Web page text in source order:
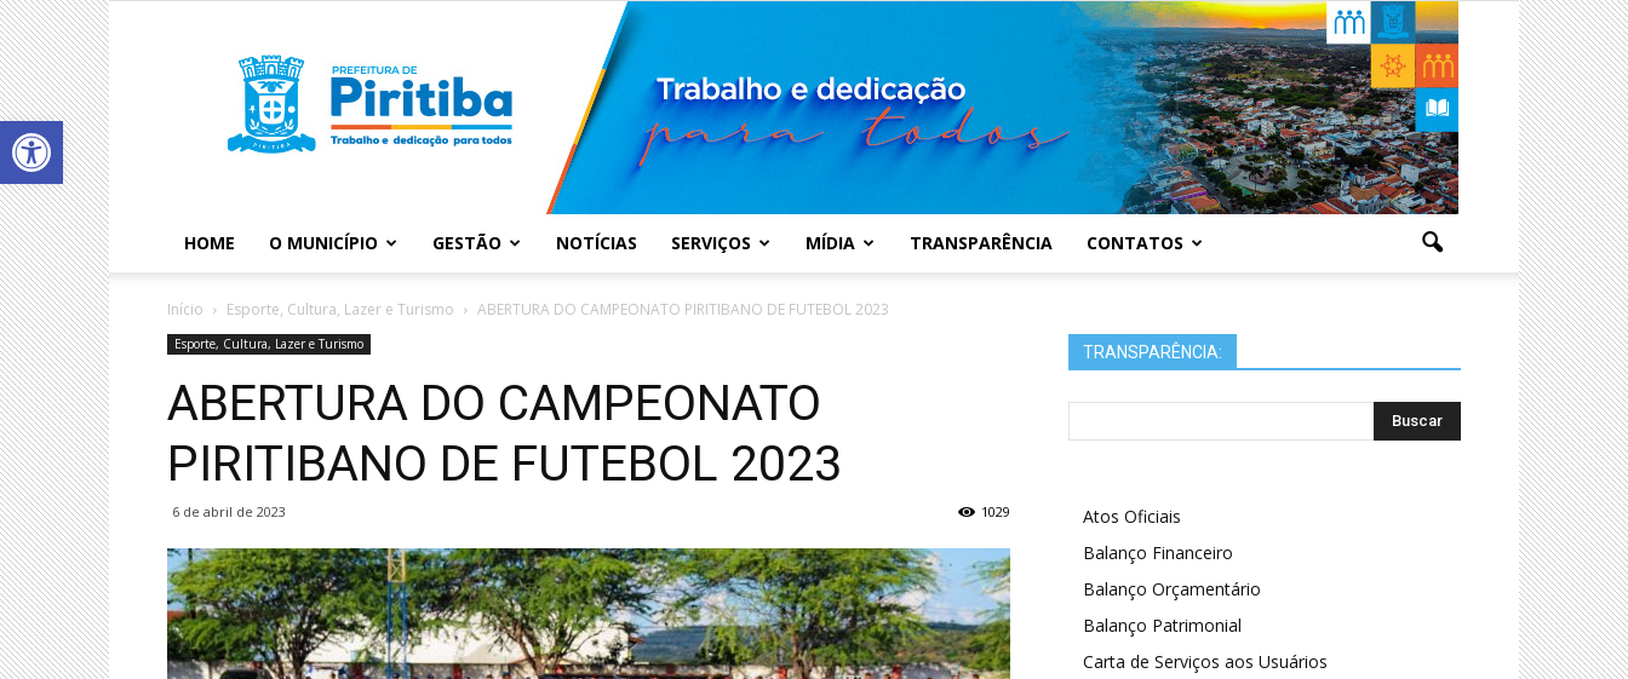
Abrir a barra de ferramentas
Municipal
de
HOME O MUNICÍPIO GESTÃO NOTÍCIAS SERVIÇOS MÍDIA TRANSPARÊNCIA CONTATOS
Início Esporte, Cultura, Lazer e Turismo ABERTURA DO CAMPEONATO PIRITIBANO DE FUTEBOL 2023
Esporte, Cultura, Lazer e Turismo
ABERTURA DO CAMPEONATO
PIRITIBANO DE FUTEBOL 2023
6 de abril de 2023 1029
TRANSPARÊNCIA:
Atos Oficiais
Balanço Financeiro
Balanço Orçamentário
Balanço Patrimonial
Carta de Serviços aos Usuários